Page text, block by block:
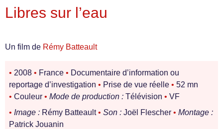
Libres sur l’eau
Un film de Rémy Batteault
• 2008 • France • Documentaire d’information ou
reportage d’investigation • Prise de vue réelle • 52 mn
• Couleur • Mode de production : Télévision • VF
• Image : Rémy Batteault• Son : Joël Flescher • Montage :
Patrick Jouanin